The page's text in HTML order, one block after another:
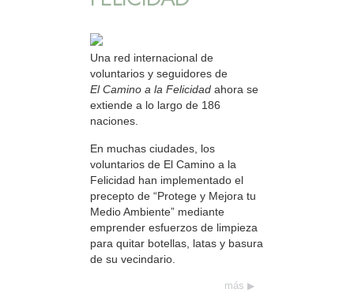
Una red internacional de
voluntarios y seguidores de
El Camino a la Felicidad ahora se
extiende a lo largo de 186
naciones.
En muchas ciudades, los
voluntarios de El Camino a la
Felicidad han implementado el
precepto de “Protege y Mejora tu
Medio Ambiente” mediante
emprender esfuerzos de limpieza
para quitar botellas, latas y basura
de su vecindario.
más